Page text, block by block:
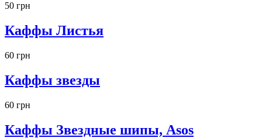
50 грн
Каффы Листья
60 грн
Каффы звезды
60 грн
Каффы Звездные шипы, Asos